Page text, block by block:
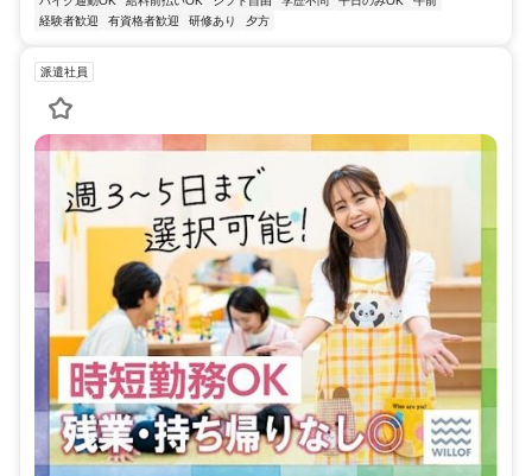
経験者歓迎
有資格者歓迎 研修あり 夕方
派遣社員